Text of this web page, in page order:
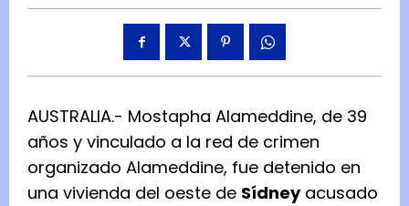
AUSTRALIA.- Mostapha Alameddine, de 39
años y vinculado a la red de crimen
organizado Alameddine, fue detenido en
una vivienda del oeste de Sídneyacusado